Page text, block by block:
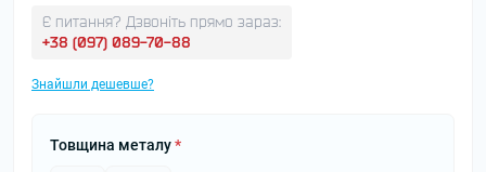
Є питання? Дзвоніть прямо зараз:
+38 (097) 089-70-88
Знайшли дешевше?
Товщина металу*